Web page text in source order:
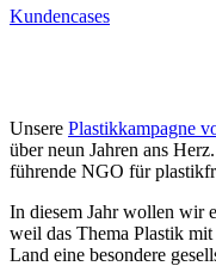
Kundencases
Unsere Plastikkampagne
über neun Jahren ans
führende NGO für
In diesem Jahr wollen wir
weil das Thema Plastik
Land eine besondere